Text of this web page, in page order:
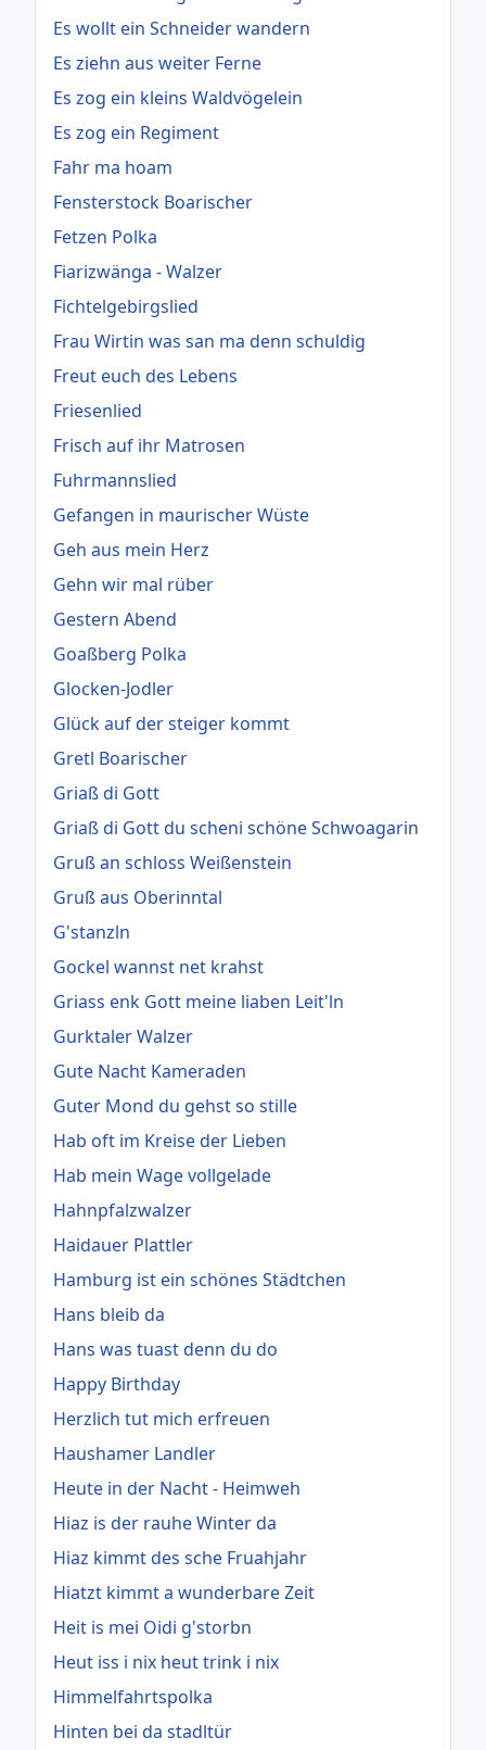
Es wollt ein Schneider wandern
Es ziehn aus weiter Ferne
Es zog ein kleins Waldvögelein
Es zog ein Regiment
Fahr ma hoam
Fensterstock Boarischer
Fetzen Polka
Fiarizwänga - Walzer
Fichtelgebirgslied
Frau Wirtin was san ma denn schuldig
Freut euch des Lebens
Friesenlied
Frisch auf ihr Matrosen
Fuhrmannslied
Gefangen in maurischer Wüste
Geh aus mein Herz
Gehn wir mal rüber
Gestern Abend
Goaßberg Polka
Glocken-Jodler
Glück auf der steiger kommt
Gretl Boarischer
Griaß di Gott
Griaß di Gott du scheni schöne Schwoagarin
Gruß an schloss Weißenstein
Gruß aus Oberinntal
G'stanzln
Gockel wannst net krahst
Griass enk Gott meine liaben Leit'ln
Gurktaler Walzer
Gute Nacht Kameraden
Guter Mond du gehst so stille
Hab oft im Kreise der Lieben
Hab mein Wage vollgelade
Hahnpfalzwalzer
Haidauer Plattler
Hamburg ist ein schönes Städtchen
Hans bleib da
Hans was tuast denn du do
Happy Birthday
Herzlich tut mich erfreuen
Haushamer Landler
Heute in der Nacht - Heimweh
Hiaz is der rauhe Winter da
Hiaz kimmt des sche Fruahjahr
Hiatzt kimmt a wunderbare Zeit
Heit is mei Oidi g'storbn
Heut iss i nix heut trink i nix
Himmelfahrtspolka
Hinten bei da stadltür